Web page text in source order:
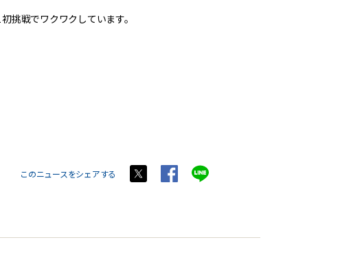
挑戦でワクワクしています。
このニュースをシェアする